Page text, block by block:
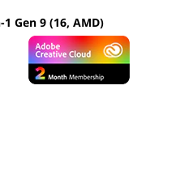
1 Gen 9 (16, AMD)